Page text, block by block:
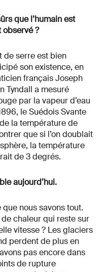
que l’humain est
?
de serre est bien
son existence, en
français Joseph
Tyndall a mesuré
par la vapeur d’eau
le Suédois Svante
la température de
que si l’on doublait
la température
de 3 degrés.
aujourd’hui.
nous savons tout.
de chaleur qui reste sur
vitesse ? Les glaciers
perdent de plus en
pas encore dans
de rupture